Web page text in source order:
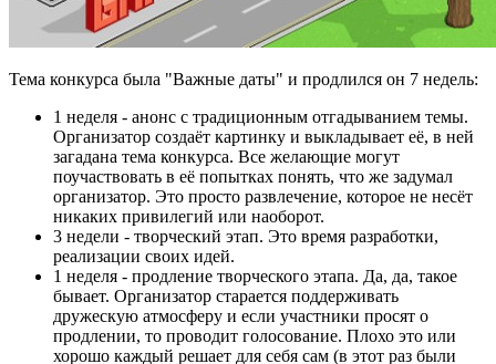
Тема конкурса была "Важные даты" и продлился он 7 недель:
1 неделя - анонс с традиционным отгадыванием темы.
Организатор создаёт картинку и выкладывает её, в ней
загадана тема конкурса. Все желающие могут
поучаствовать в её попытках понять, что же задумал
организатор. Это просто развлечение, которое не несёт
никаких привилегий или наоборот.
3 недели - творческий этап. Это время разработки,
реализации своих идей.
1 неделя - продление творческого этапа. Да, да, такое
бывает. Организатор старается поддерживать
дружескую атмосферу и если участники просят о
продлении, то проводит голосование. Плохо это или
хорошо каждый решает для себя сам (в этот раз были